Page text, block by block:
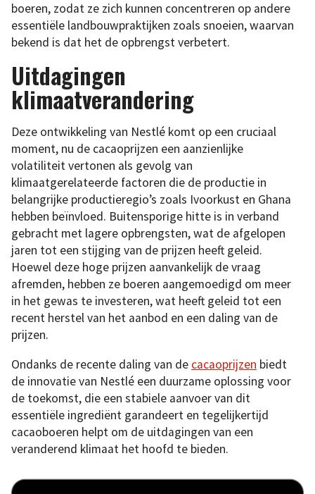
boeren, zodat ze zich kunnen concentreren op andere
essentiële landbouwpraktijken zoals snoeien, waarvan
bekend is dat het de opbrengst verbetert.
Uitdagingen
klimaatverandering
Deze ontwikkeling van Nestlé komt op een cruciaal
moment, nu de cacaoprijzen een aanzienlijke
volatiliteit vertonen als gevolg van
klimaatgerelateerde factoren die de productie in
belangrijke productieregio’s zoals Ivoorkust en Ghana
hebben beïnvloed. Buitensporige hitte is in verband
gebracht met lagere opbrengsten, wat de afgelopen
jaren tot een stijging van de prijzen heeft geleid.
Hoewel deze hoge prijzen aanvankelijk de vraag
afremden, hebben ze boeren aangemoedigd om meer
in het gewas te investeren, wat heeft geleid tot een
recent herstel van het aanbod en een daling van de
prijzen.
Ondanks de recente daling van de cacaoprijzen biedt
de innovatie van Nestlé een duurzame oplossing voor
de toekomst, die een stabiele aanvoer van dit
essentiële ingrediënt garandeert en tegelijkertijd
cacaoboeren helpt om de uitdagingen van een
veranderend klimaat het hoofd te bieden.